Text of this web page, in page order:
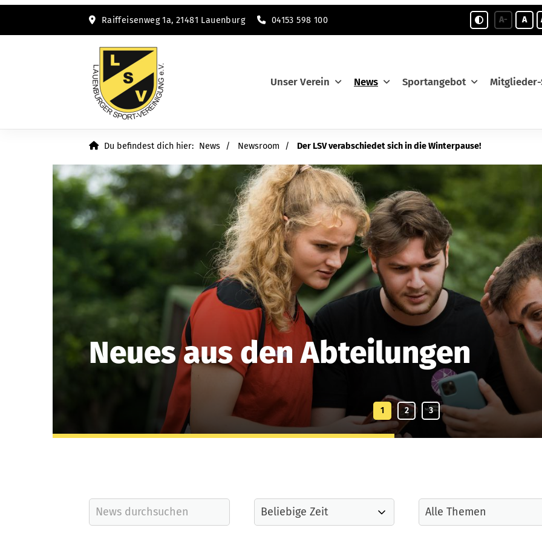
Raiffeisenweg 1a, 21481 Lauenburg 04153 598 100 A- A
Unser Verein News Sportangebot Mitglieder-
Du befindest dich hier: News Newsroom Der LSV verabschiedet sich in die Winterpause!
Neues aus den Abteilungen
Quicklinks